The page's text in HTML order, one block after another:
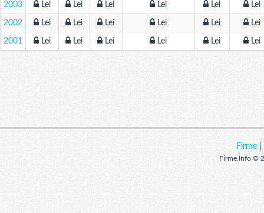
2003 Lei Lei Lei Lei Lei Lei
2002 Lei Lei Lei Lei Lei Lei
2001 Lei Lei Lei Lei Lei Lei
Firme
Firme.Info ©